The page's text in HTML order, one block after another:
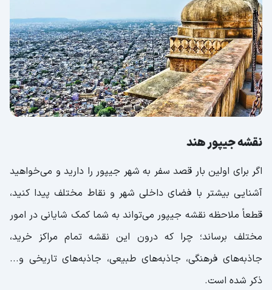
نقشه جیپور هند
اگر برای اولین بار قصد سفر به شهر جیپور را دارید و می‌خواهید
آشنایی بیشتر با فضای داخلی شهر و نقاط مختلف پیدا کنید،
قطعاً ملاحظه نقشه جیپور می‌تواند به شما کمک شایانی در امور
مختلف برساند؛ چرا که درون این نقشه تمام مراکز خرید،
جاذبه‌های فرهنگی، جاذبه‌های طبیعی، جاذبه‌های تاریخی و...
ذکر شده است.